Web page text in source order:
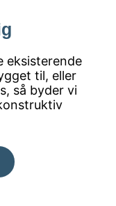
eksisterende
til, eller
så byder vi